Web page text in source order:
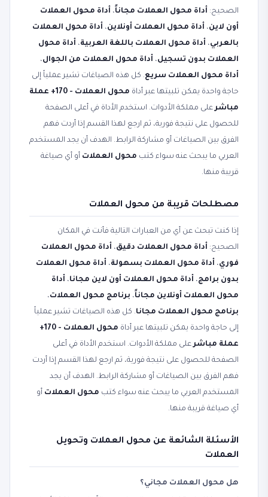
الصحيح: أداة محول العملات مجاناً، أداة محول العملات
أون لاين، أداة محول العملات أونلاين، أداة محول العملات
بالعربي، أداة محول العملات باللغة العربية، أداة محول
العملات بدون تسجيل، أداة محول العملات من الجوال،
أداة محول العملات سريع. كل هذه الصياغات تشير عملياً إلى
حاجة واحدة يمكن تلبيتها عبر أداة
محول العملات - 170+ عملة
مباشرعلى مملكة الأدوات. استخدم الأداة في أعلى الصفحة
للحصول على نتيجة فورية، ثم ارجع لهذا القسم إذا أردت فهم
الفرق بين الصياغات أو مشاركة الرابط. الهدف أن يجد المستخدم
العربي ما يبحث عنه سواء كتب محول العملات أو أي صياغة
قريبة منها.
مصطلحات قريبة من محول العملات
إذا كنت تبحث عن أي من العبارات التالية فأنت في المكان
الصحيح: أداة محول العملات دقيق، أداة محول العملات
فوري، أداة محول العملات بسهولة، أداة محول العملات
بدون برامج، أداة محول العملات أون لاين مجانا، أداة
محول العملات أونلاين مجاناً، برنامج محول العملات،
برنامج محول العملات مجانا. كل هذه الصياغات تشير عملياً
إلى حاجة واحدة يمكن تلبيتها عبر أداة
محول العملات - 170+
عملة مباشرعلى مملكة الأدوات. استخدم الأداة في أعلى
الصفحة للحصول على نتيجة فورية، ثم ارجع لهذا القسم إذا أردت
فهم الفرق بين الصياغات أو مشاركة الرابط. الهدف أن يجد
المستخدم العربي ما يبحث عنه سواء كتب محول العملات أو
أي صياغة قريبة منها.
الأسئلة الشائعة عن محول العملات وتحويل
العملات
هل محول العملات مجاني؟